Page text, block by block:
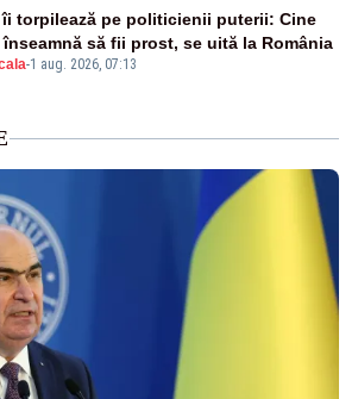
-1 aug. 2026, 07:13
îi torpilează pe politicienii puterii: Cine
înseamnă să fii prost, se uită la România